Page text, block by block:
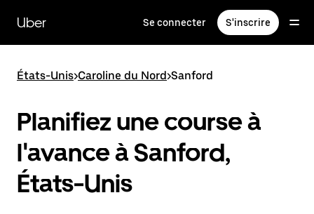
contenu
principal
Uber Se connecter S'inscrire
États-Unis>Caroline du Nord>Sanford
Planifiez une course à
l'avance à Sanford,
États-Unis